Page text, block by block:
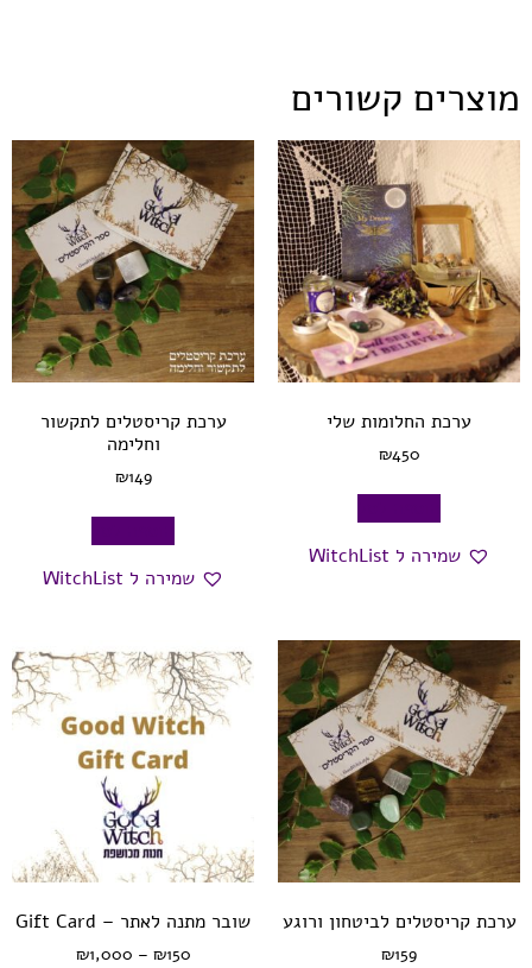
מוצרים קשורים
ערכת החלומות שלי
₪450
שמירה ל WitchList
ערכת קריסטלים לתקשור
וחלימה
₪149
שמירה ל WitchList
ערכת קריסטלים לביטחון ורוגע
₪159
שובר מתנה לאתר – Gift Card
₪150
–
₪1,000